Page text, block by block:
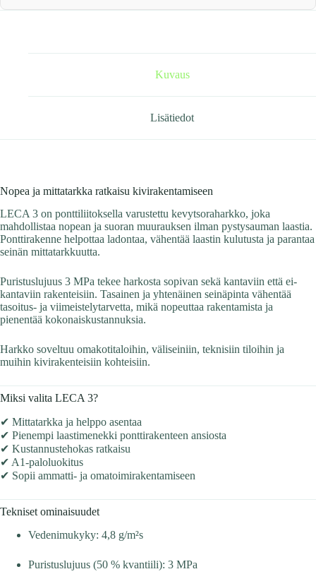
Kuvaus
Lisätiedot
Nopea ja mittatarkka ratkaisu kivirakentamiseen
LECA 3 on ponttiliitoksella varustettu kevyt­soraharkko, joka
mahdollistaa nopean ja suoran muurauksen ilman pystysauman laastia.
Ponttirakenne helpottaa ladontaa, vähentää laastin kulutusta ja parantaa
seinän mittatarkkuutta.
Puristuslujuus 3 MPa tekee harkosta sopivan sekä kantaviin että ei-
kantaviin rakenteisiin. Tasainen ja yhtenäinen seinäpinta vähentää
tasoitus- ja viimeistelytarvetta, mikä nopeuttaa rakentamista ja
pienentää kokonaiskustannuksia.
Harkko soveltuu omakotitaloihin, väliseiniin, teknisiin tiloihin ja
muihin kivirakenteisiin kohteisiin.
Miksi valita LECA 3?
✔ Mittatarkka ja helppo asentaa
✔ Pienempi laastimenekki ponttirakenteen ansiosta
✔ Kustannustehokas ratkaisu
✔ A1-paloluokitus
✔ Sopii ammatti- ja omatoimirakentamiseen
Tekniset ominaisuudet
Vedenimukyky: 4,8 g/m²s
Puristuslujuus (50 % kvantiili): 3 MPa